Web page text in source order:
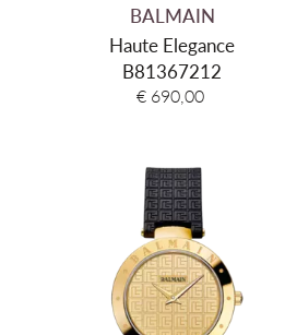
BALMAIN
Haute Elegance
B81367212
€ 690,00